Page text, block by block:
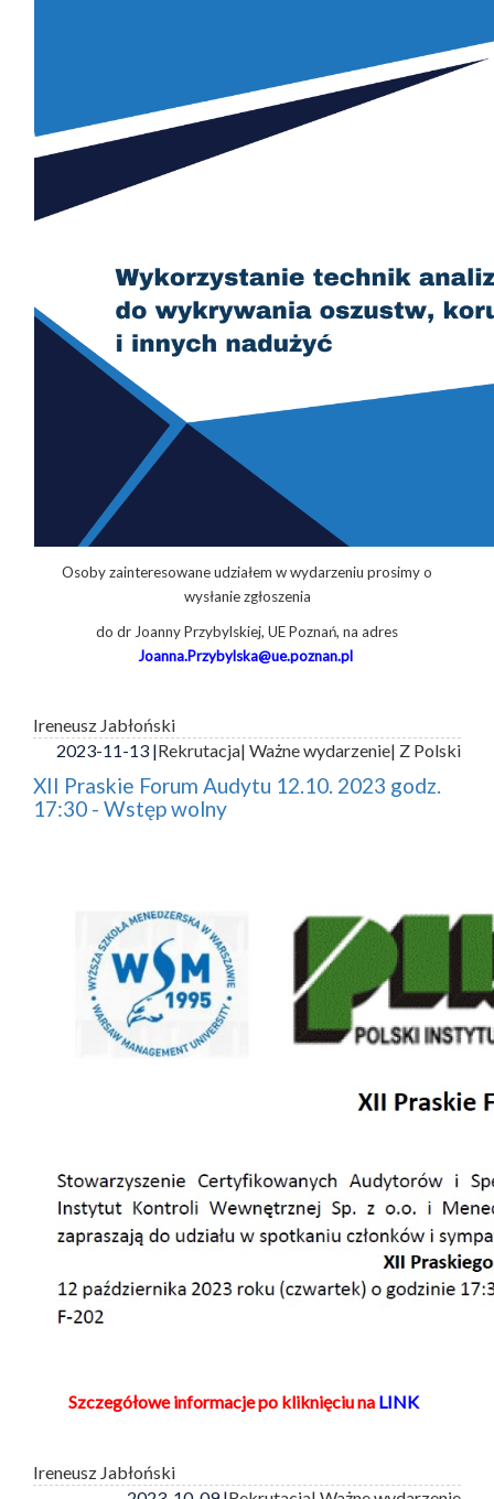
Osoby zainteresowane udziałem w wydarzeniu prosimy o
wysłanie zgłoszenia
do dr Joanny Przybylskiej, UE Poznań, na adres
Joanna.Przybylska@ue.poznan.pl
Ireneusz Jabłoński
2023-11-13 |Rekrutacja| Ważne wydarzenie| Z Polski
XII Praskie Forum Audytu 12.10. 2023 godz.
17:30 - Wstęp wolny
Szczegółowe informacje po kliknięciu na LINK
Ireneusz Jabłoński